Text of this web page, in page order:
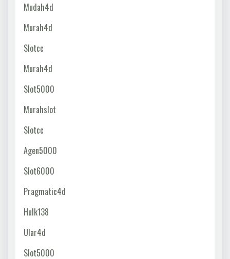
Mudah4d
Murah4d
Slotcc
Murah4d
Slot5000
Murahslot
Slotcc
Agen5000
Slot6000
Pragmatic4d
Hulk138
Ular4d
Slot5000